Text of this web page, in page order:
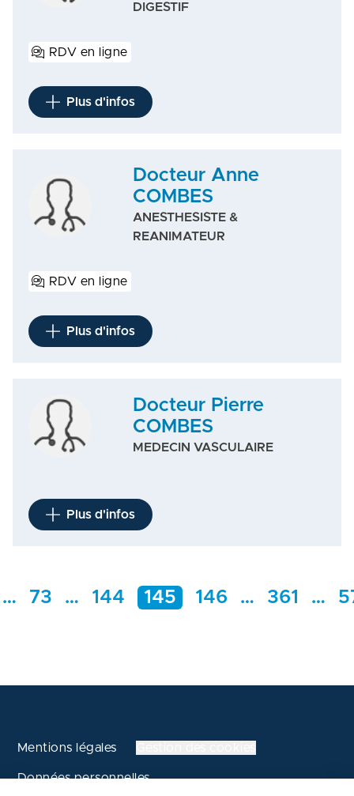
DIGESTIF
RDV en ligne
Plus d'infos
Docteur Anne
COMBES
ANESTHESISTE &
REANIMATEUR
RDV en ligne
Plus d'infos
Docteur Pierre
COMBES
MEDECIN VASCULAIRE
Plus d'infos
… 73 … 144 145 146 … 361 …
Mentions légales
Données personnelles